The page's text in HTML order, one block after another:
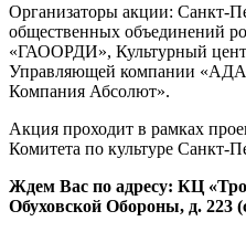
Организаторы акции: Санкт-
общественных объединений
«ГАООРДИ», Культурный
Управляющей компании
Компания Абсолют».
Акция проходит в рамках
Комитета по культуре Санкт-
Ждем Вас по адресу: КЦ
Обуховской Обороны, д. 223